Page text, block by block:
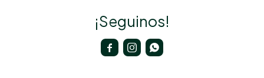
¡Seguinos!
  